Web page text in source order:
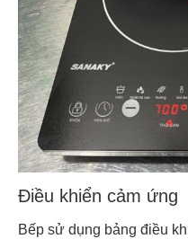
Điều khiển cảm ứng
Bếp sử dụng bảng điều